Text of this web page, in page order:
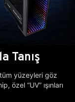
Tanış
yüzeyleri göz
özel “UV” ışınları